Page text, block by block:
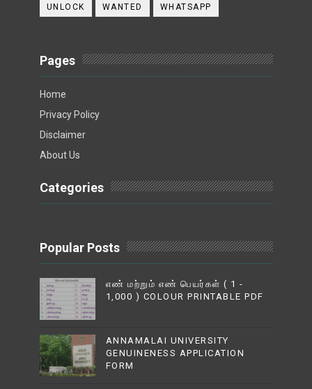
UNLOCK WANTED WHATSAPP
Pages
Home
Privacy Policy
Disclaimer
About Us
Categories
Popular Posts
எண் மற்றும் எண் பெயர்கள் ( 1 -
1,000 ) COLOUR PRINTABLE PDF
ANNAMALAI UNIVERSITY
GENUINENESS APPLICATION
FORM